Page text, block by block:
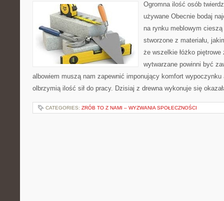
Ogromna ilość osób
używane Obecnie bodaj
na rynku meblowym
stworzone z materiału,
że wszelkie łóżko
wytwarzane powinni być
albowiem muszą nam zapewnić imponujący komfort
olbrzymią ilość sił do pracy. Dzisiaj z drewna wykonuje się
CATEGORIES: ZRÓB TO Z NAMI – WYZWANIA SPOŁECZNOŚCI